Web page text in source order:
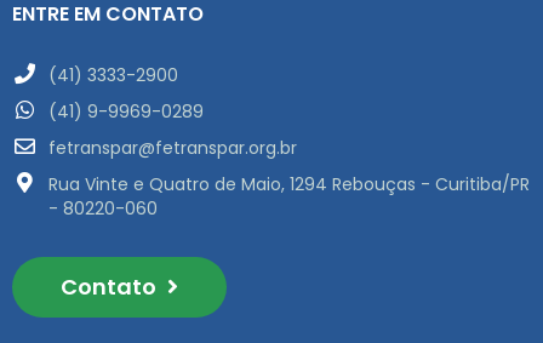
ENTRE EM CONTATO
(41) 3333-2900
(41) 9-9969-0289
fetranspar@fetranspar.org.br
Rua Vinte e Quatro de Maio, 1294 Rebouças - Curitiba/PR
- 80220-060
Contato